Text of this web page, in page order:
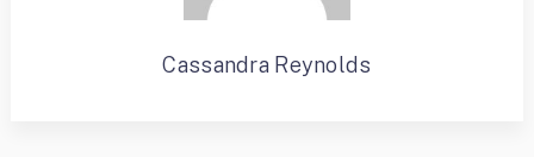
Cassandra Reynolds